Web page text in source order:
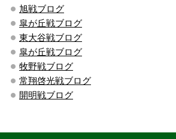
旭戦ブログ
皐が丘戦ブログ
東大谷戦ブログ
皐が丘戦ブログ
牧野戦ブログ
常翔啓光戦ブログ
開明戦ブログ